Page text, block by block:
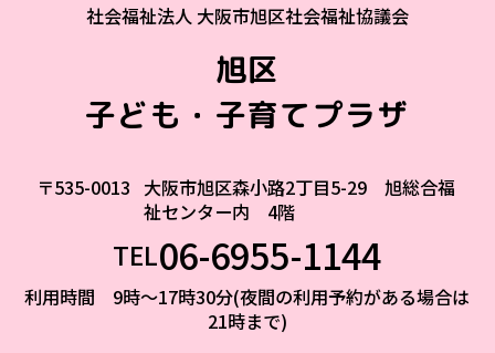
社会福祉法人 大阪市旭区社会福祉協議会
旭区
子ども・子育てプラザ
〒535-0013 大阪市旭区森小路2丁目5-29 旭総合福
祉センター内 4階
TEL06-6955-1144
利用時間 9時～17時30分(夜間の利用予約がある場合は
21時まで)